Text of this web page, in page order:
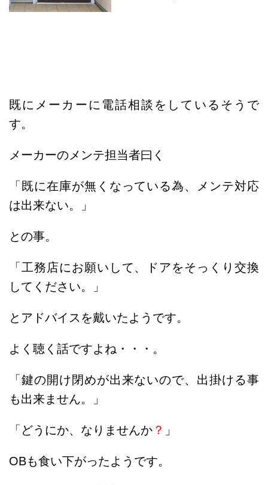
既にメーカーに電話相談をしているそうで
す。
メーカーのメンテ担当者曰く
「既に在庫が無くなっている為、メンテ対応
は出来ない。」
との事。
「工務店にお願いして、ドアをそっくり交換
してください。」
とアドバイスを戴いたようです。
よく聴く話ですよね・・・。
「鍵の開け閉めが出来ないので、出掛ける事
も出来ません。」
「どうにか、なりませんか ？ 」
OBも食い下がったようです。